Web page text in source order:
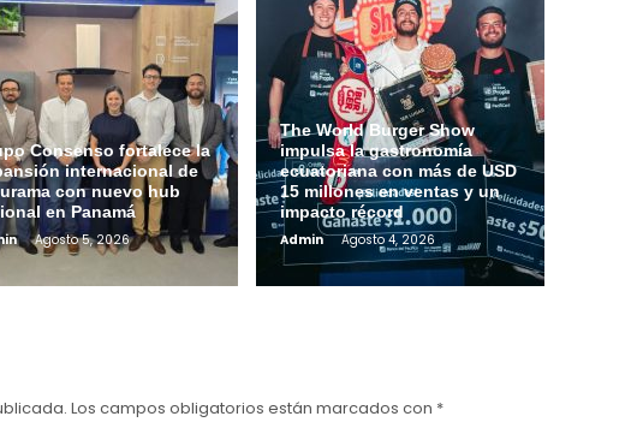
Consenso fortalece la
internacional de
con nuevo hub
en Panamá
Agosto 5, 2026
The World Burger Show
impulsa la gastronomía
ecuatoriana con más de USD
15 millones en ventas y un
impacto récord
Admin Agosto 4, 2026
Los campos obligatorios están marcados con *